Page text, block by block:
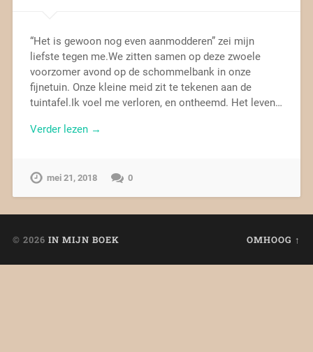
“Het is gewoon nog even aanmodderen” zei mijn
liefste tegen me.We zitten samen op deze zwoele
voorzomer avond op de schommelbank in onze
fijnetuin. Onze kleine meid zit te tekenen aan de
tuintafel.Ik voel me verloren, en ontheemd. Het leven…
Verder lezen →
mei 21, 2018 0
© 2026 IN MIJN BOEK OMHOOG ↑